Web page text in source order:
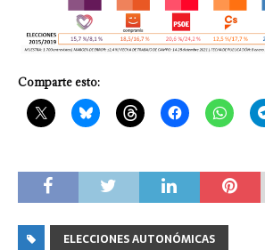
Comparte esto:
ELECCIONES AUTONÓMICAS